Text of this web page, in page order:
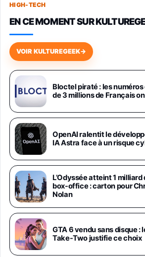
749,99€
648,63€834,71€
Samsung Galaxy Miracle
Android 5G avec Galaxy AI,
Chargeur Secteur Rapide
Smartphone déverrouillé,
1019€
Galaxy S26 Ultra 512 Go Bleu
1019€1399€Fnac (Vendeur Tiers)
Galaxy S26 Ultra 256 Go
892€1199€Fnac (Vendeur Tiers)
Philips SHK2000BL - Casque
Répartiteur Audio 5 Casques,
24,94€ 29,96€Fnac (Vendeur
Asus RT-AC59U Routeur sans
HIGH-TECH
EN CE MOMENT SUR
VOIR KULTUREGEEK→
Bloctel piraté : les
de 3 millions de Français
OpenAI ralentit le
IA Astra face à un risque
L’Odyssée atteint 1
box-office : carton pour
Nolan
GTA 6 vendu sans disque :
Take-Two justifie ce choix